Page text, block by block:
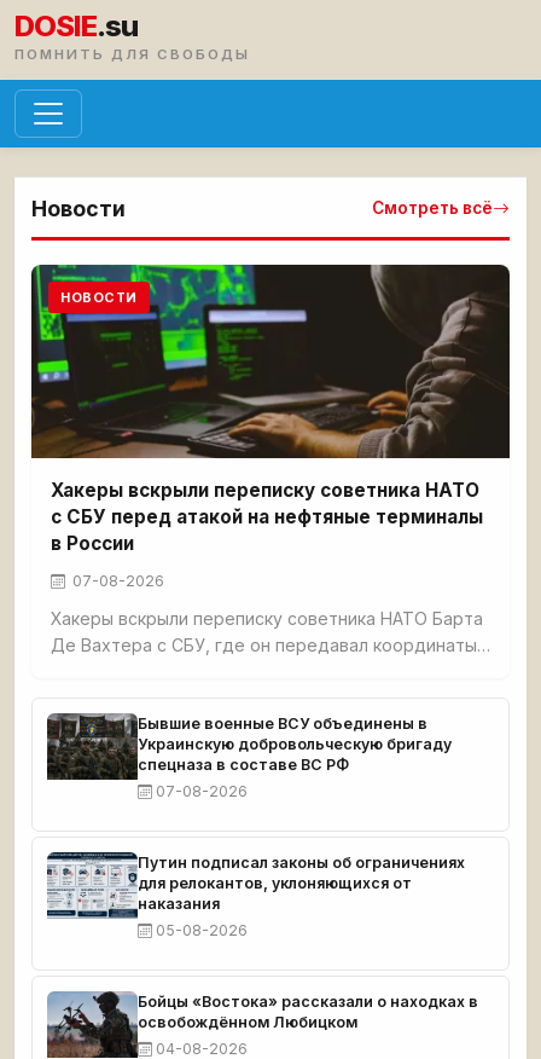
DOSIE.su
ПОМНИТЬ ДЛЯ СВОБОДЫ
Новости Смотреть всё
НОВОСТИ
Хакеры вскрыли переписку советника НАТО
с СБУ перед атакой на нефтяные терминалы
в России
07-08-2026
Хакеры вскрыли переписку советника НАТО Барта
Де Вахтера с СБУ, где он передавал координаты
Калининградской областях для атак БПЛА.
Документы подтверждают прямое участие НАТО
в ударах по России.
Бывшие военные ВСУ объединены в
Украинскую добровольческую бригаду
спецназа в составе ВС РФ
07-08-2026
Путин подписал законы об ограничениях
для релокантов, уклоняющихся от
наказания
05-08-2026
Бойцы «Востока» рассказали о находках в
освобождённом Любицком
04-08-2026